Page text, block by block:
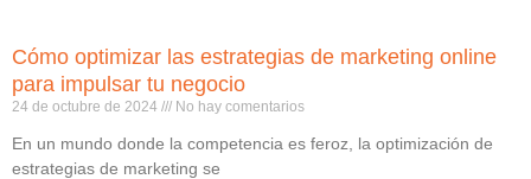
Cómo optimizar las estrategias de marketing online
para impulsar tu negocio
24 de octubre de 2024 No hay comentarios
En un mundo donde la competencia es feroz, la optimización de
estrategias de marketing se